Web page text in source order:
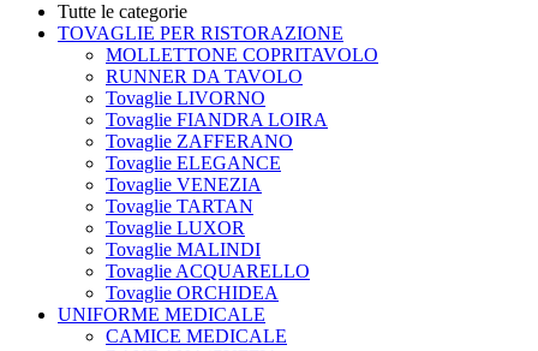
Tutte le categorie
TOVAGLIE PER RISTORAZIONE
MOLLETTONE COPRITAVOLO
RUNNER DA TAVOLO
Tovaglie LIVORNO
Tovaglie FIANDRA LOIRA
Tovaglie ZAFFERANO
Tovaglie ELEGANCE
Tovaglie VENEZIA
Tovaglie TARTAN
Tovaglie LUXOR
Tovaglie MALINDI
Tovaglie ACQUARELLO
Tovaglie ORCHIDEA
UNIFORME MEDICALE
CAMICE MEDICALE